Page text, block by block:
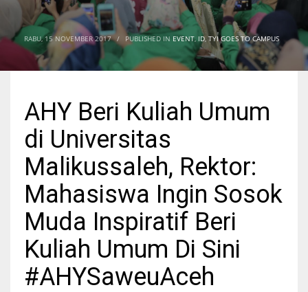
RABU, 15 NOVEMBER 2017 / PUBLISHED IN EVENT, ID,TYI GOES TO CAMPUS
AHY Beri Kuliah Umum
di Universitas
Malikussaleh, Rektor:
Mahasiswa Ingin Sosok
Muda Inspiratif Beri
Kuliah Umum Di Sini
#AHYSaweuAceh